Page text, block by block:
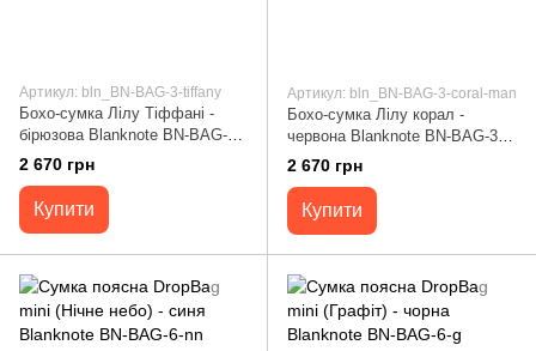
Артикул: bln_BN-BAG-3-tiffany
Бохо-сумка Лілу Тіффані -
бірюзова Blanknote BN-BAG-3-
tiffany
2 670 грн
Купити
Артикул: bln_BN-BAG-3-coral-man
Бохо-сумка Лілу корал -
червона Blanknote BN-BAG-3-
coral-man
2 670 грн
Купити